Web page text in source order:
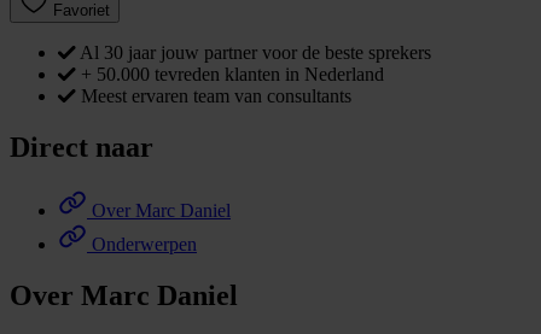
Favoriet
Al 30 jaar jouw partner voor de beste sprekers
+ 50.000 tevreden klanten in Nederland
Meest ervaren team van consultants
Direct naar
Over Marc Daniel
Onderwerpen
Over Marc Daniel